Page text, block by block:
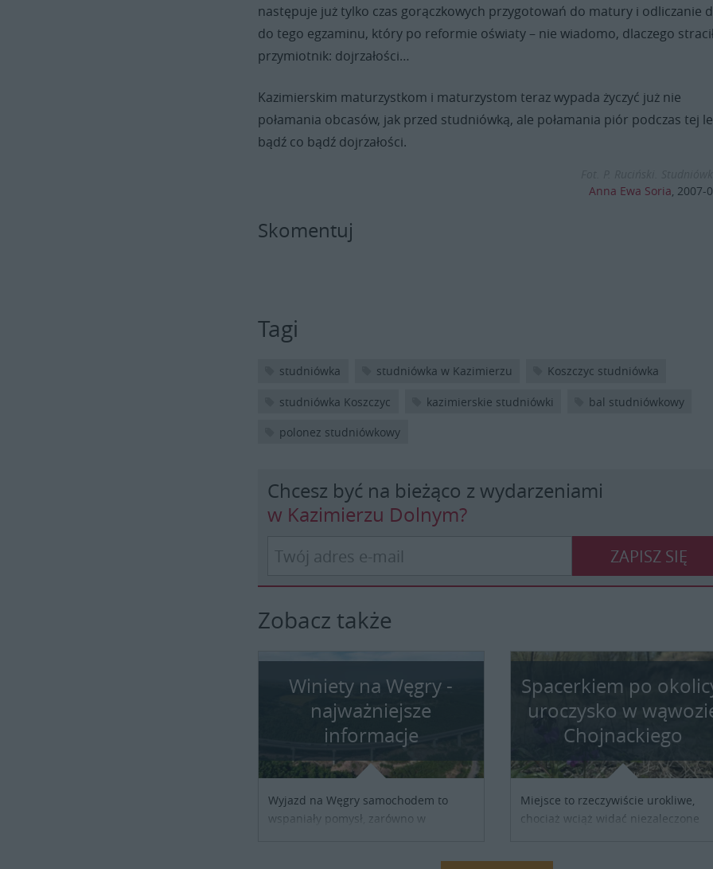
następuje już tylko czas gorączkowych przygotowań do matury i odliczanie
do tego egzaminu, który po reformie oświaty – nie wiadomo, dlaczego
przymiotnik: dojrzałości…
Kazimierskim maturzystkom i maturzystom teraz wypada życzyć już nie
połamania obcasów, jak przed studniówką, ale połamania piór podczas tej
bądź co bądź dojrzałości.
Anna Ewa Soria 2007-
Skomentuj
Tagi
studniówka studniówka w Kazimierzu Koszczyc studniówka
studniówka Koszczyc kazimierskie studniówki bal studniówkowy
polonez studniówkowy
Chcesz być na bieżąco z wydarzeniami
w Kazimierzu Dolnym?
ZAPISZ SIĘ
Zobacz także
Winiety na Węgry -
najważniejsze
informacje
Wyjazd na Węgry samochodem to
wspaniały pomysł, zarówno w
Spacerkiem po
uroczysko w
Chojnackiego
Miejsce to rzeczywiście urokliwe,
chociaż wciąż widać niezaleczone